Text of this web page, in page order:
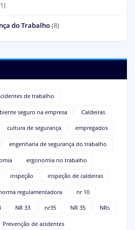
do Trabalho(8)
de trabalho
seguro na empresa Caldeiras
cultura de segurança empregados
engenharia de segurança do trabalho
ergonomia no trabalho
inspeção inspeção de caldeiras
regulamentadora nr 10
NR 33 nr35 NR 35 NRs
Prevenção de acidentes